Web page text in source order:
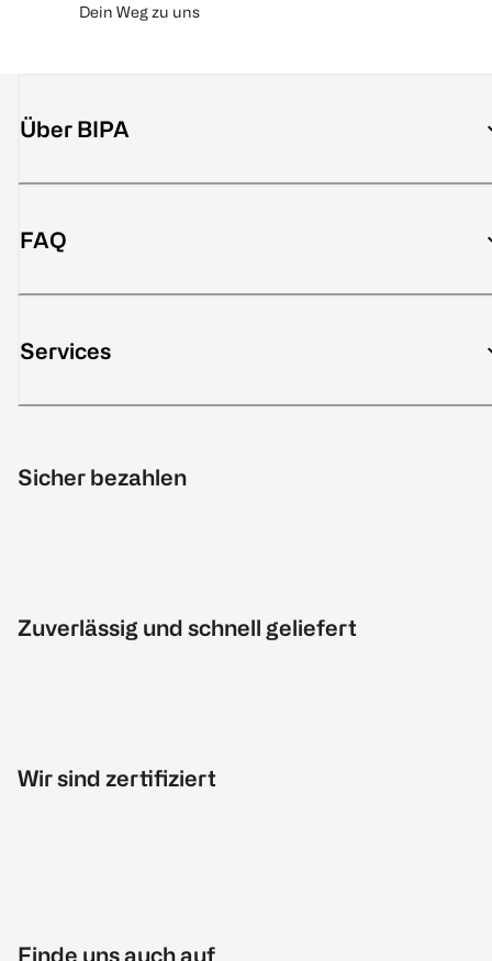
Dein Weg zu uns
Über BIPA
FAQ
Services
Sicher bezahlen
Zuverlässig und schnell geliefert
Wir sind zertifiziert
Finde uns auch auf